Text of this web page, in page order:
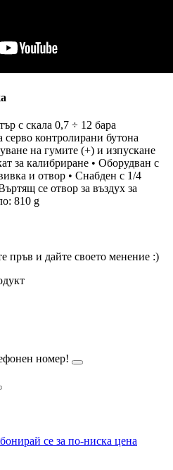
с скала 0,7 ÷ 12 бара
серво контролирани бутона
на гумите (+) и изпускане
за калибриране • Оборудван с
и отвор • Снабден с 1/4
се отвор за въздух за
810 g
пръв и дайте своето менение :)
номер!
се за по-ниска цена